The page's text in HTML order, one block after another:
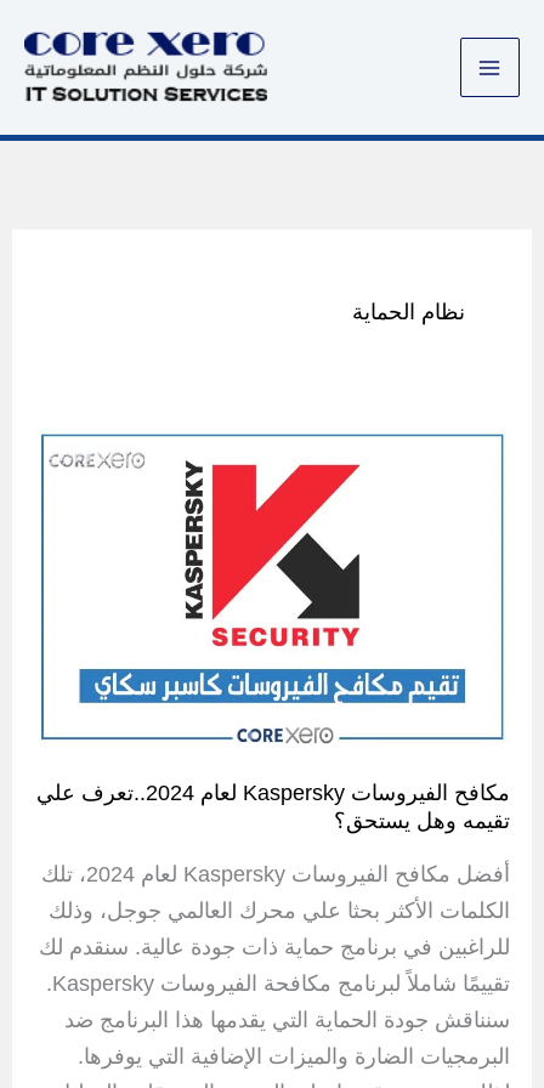
المحتوى
نظام الحماية
مكافح الفيروسات Kaspersky لعام 2024..تعرف علي
تقيمه وهل يستحق؟
أفضل مكافح الفيروسات Kaspersky لعام 2024، تلك
الكلمات الأكثر بحثا علي محرك العالمي جوجل، وذلك
للراغبين في برنامج حماية ذات جودة عالية. سنقدم لك
تقييمًا شاملاً لبرنامج مكافحة الفيروسات Kaspersky.
سنناقش جودة الحماية التي يقدمها هذا البرنامج ضد
البرمجيات الضارة والميزات الإضافية التي يوفرها.